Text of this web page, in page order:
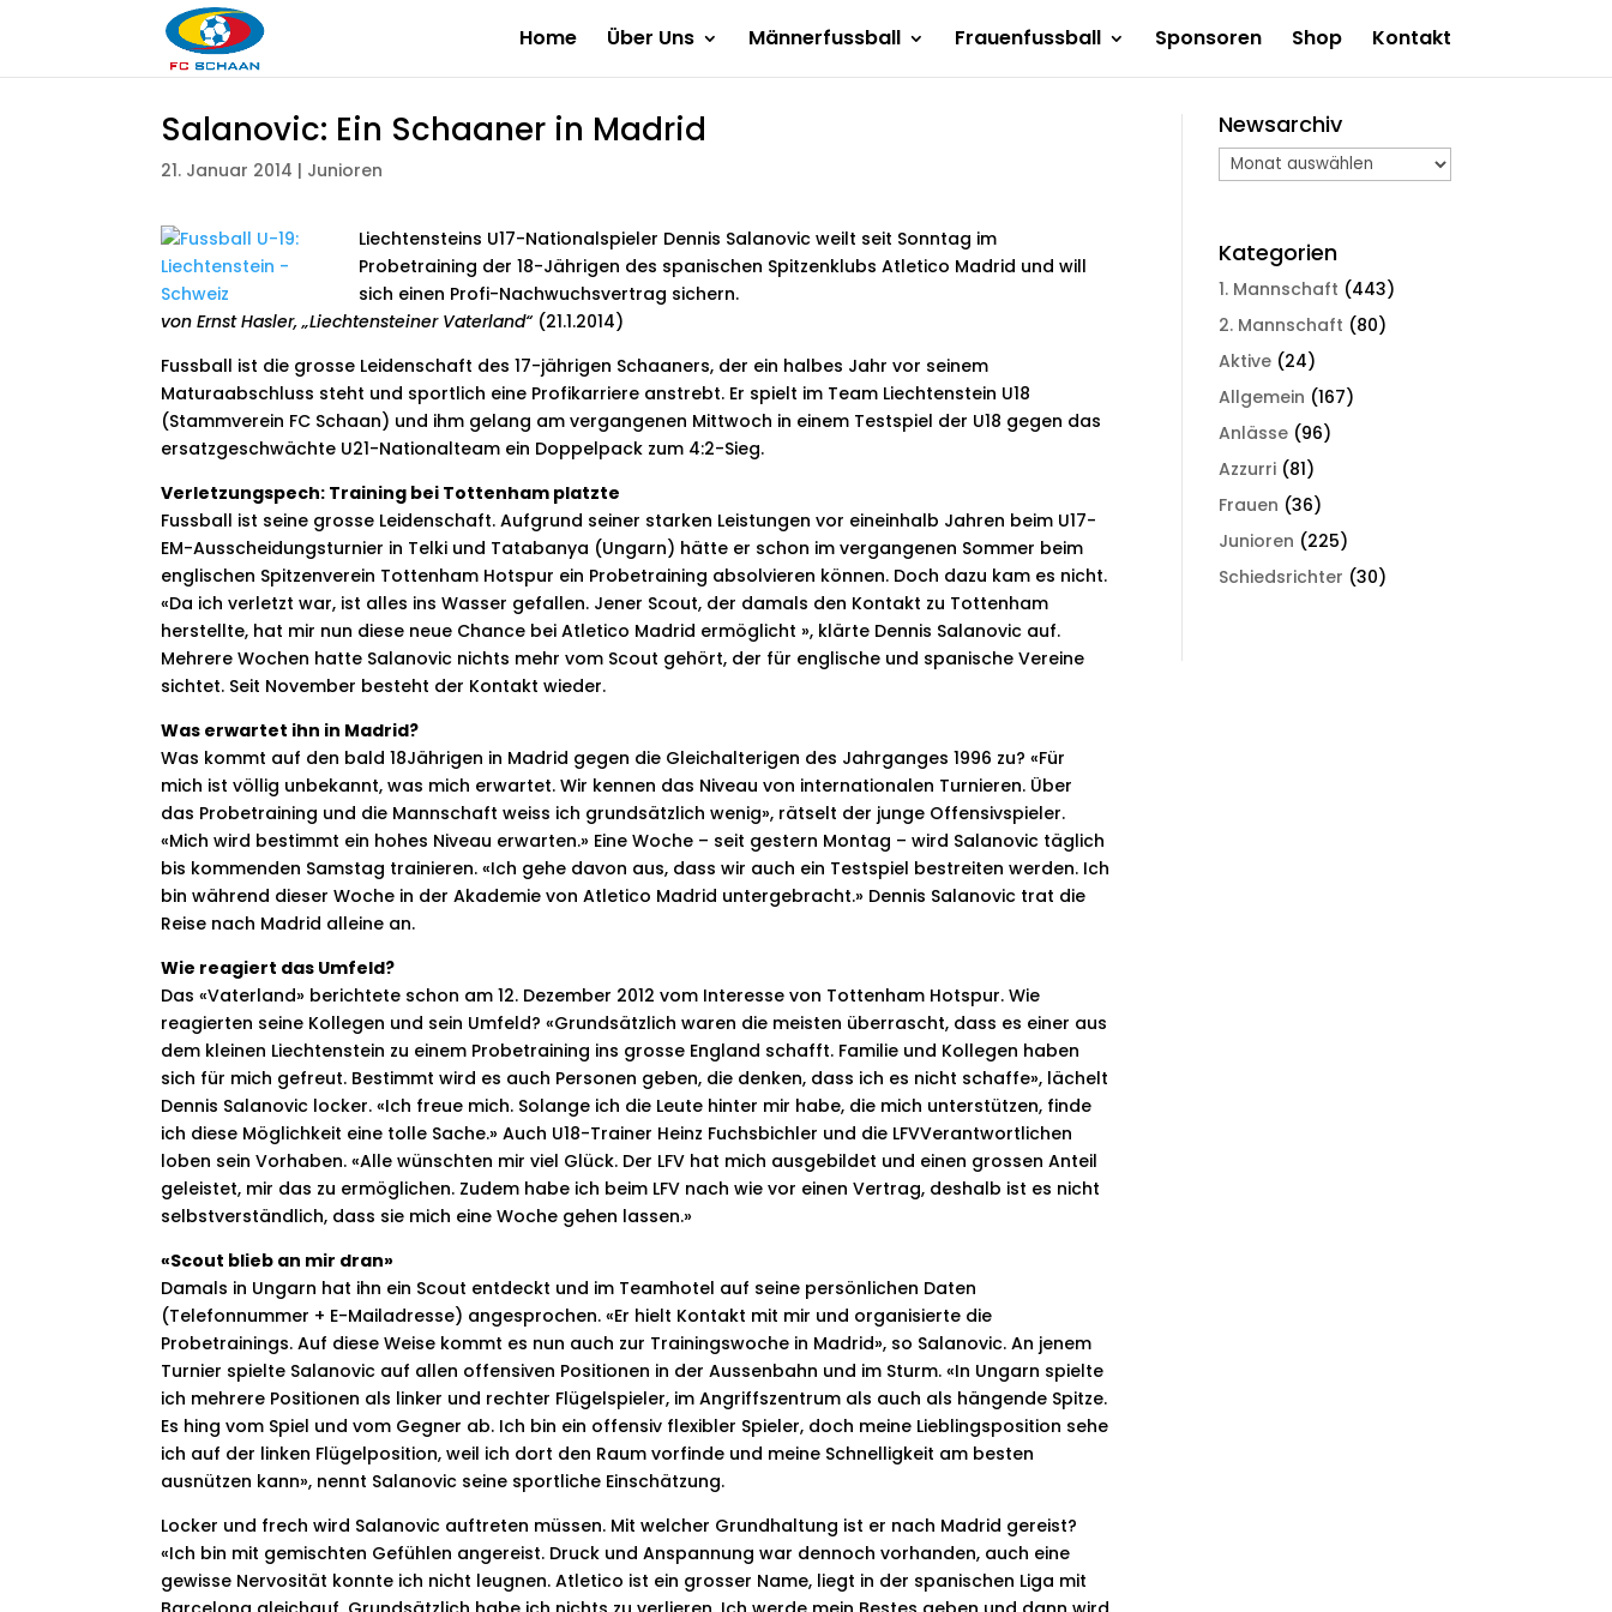
Home Über Uns Männerfussball Frauenfussball Sponsoren Shop Kontakt
Salanovic: Ein Schaaner in Madrid
21. Januar 2014 | Junioren
Liechtensteins U17-Nationalspieler Dennis Salanovic weilt seit Sonntag im
Probetraining der 18-Jährigen des spanischen Spitzenklubs Atletico Madrid und will
sich einen Profi-Nachwuchsvertrag sichern.
von Ernst Hasler, „Liechtensteiner Vaterland“ (21.1.2014)
Fussball ist die grosse Leidenschaft des 17-jährigen Schaaners, der ein halbes Jahr vor seinem
Maturaabschluss steht und sportlich eine Profikarriere anstrebt. Er spielt im Team Liechtenstein U18
(Stammverein FC Schaan) und ihm gelang am vergangenen Mittwoch in einem Testspiel der U18 gegen das
ersatzgeschwächte U21-Nationalteam ein Doppelpack zum 4:2-Sieg.
Verletzungspech: Training bei Tottenham platzte
Fussball ist seine grosse Leidenschaft. Aufgrund seiner starken Leistungen vor eineinhalb Jahren beim U17-
EM-Ausscheidungsturnier in Telki und Tatabanya (Ungarn) hätte er schon im vergangenen Sommer beim
englischen Spitzenverein Tottenham Hotspur ein Probetraining absolvieren können. Doch dazu kam es nicht.
«Da ich verletzt war, ist alles ins Wasser gefallen. Jener Scout, der damals den Kontakt zu Tottenham
herstellte, hat mir nun diese neue Chance bei Atletico Madrid ermöglicht », klärte Dennis Salanovic auf.
Mehrere Wochen hatte Salanovic nichts mehr vom Scout gehört, der für englische und spanische Vereine
sichtet. Seit November besteht der Kontakt wieder.
Was erwartet ihn in Madrid?
Was kommt auf den bald 18Jährigen in Madrid gegen die Gleichalterigen des Jahrganges 1996 zu? «Für
mich ist völlig unbekannt, was mich erwartet. Wir kennen das Niveau von internationalen Turnieren. Über
das Probetraining und die Mannschaft weiss ich grundsätzlich wenig», rätselt der junge Offensivspieler.
«Mich wird bestimmt ein hohes Niveau erwarten.» Eine Woche – seit gestern Montag – wird Salanovic täglich
bis kommenden Samstag trainieren. «Ich gehe davon aus, dass wir auch ein Testspiel bestreiten werden. Ich
bin während dieser Woche in der Akademie von Atletico Madrid untergebracht.» Dennis Salanovic trat die
Reise nach Madrid alleine an.
Wie reagiert das Umfeld?
Das «Vaterland» berichtete schon am 12. Dezember 2012 vom Interesse von Tottenham Hotspur. Wie
reagierten seine Kollegen und sein Umfeld? «Grundsätzlich waren die meisten überrascht, dass es einer aus
dem kleinen Liechtenstein zu einem Probetraining ins grosse England schafft. Familie und Kollegen haben
sich für mich gefreut. Bestimmt wird es auch Personen geben, die denken, dass ich es nicht schaffe», lächelt
Dennis Salanovic locker. «Ich freue mich. Solange ich die Leute hinter mir habe, die mich unterstützen, finde
ich diese Möglichkeit eine tolle Sache.» Auch U18-Trainer Heinz Fuchsbichler und die LFVVerantwortlichen
loben sein Vorhaben. «Alle wünschten mir viel Glück. Der LFV hat mich ausgebildet und einen grossen Anteil
geleistet, mir das zu ermöglichen. Zudem habe ich beim LFV nach wie vor einen Vertrag, deshalb ist es nicht
selbstverständlich, dass sie mich eine Woche gehen lassen.»
«Scout blieb an mir dran»
Damals in Ungarn hat ihn ein Scout entdeckt und im Teamhotel auf seine persönlichen Daten
(Telefonnummer + E-Mailadresse) angesprochen. «Er hielt Kontakt mit mir und organisierte die
Probetrainings. Auf diese Weise kommt es nun auch zur Trainingswoche in Madrid», so Salanovic. An jenem
Turnier spielte Salanovic auf allen offensiven Positionen in der Aussenbahn und im Sturm. «In Ungarn spielte
ich mehrere Positionen als linker und rechter Flügelspieler, im Angriffszentrum als auch als hängende Spitze.
Es hing vom Spiel und vom Gegner ab. Ich bin ein offensiv flexibler Spieler, doch meine Lieblingsposition sehe
ich auf der linken Flügelposition, weil ich dort den Raum vorfinde und meine Schnelligkeit am besten
ausnützen kann», nennt Salanovic seine sportliche Einschätzung.
Locker und frech wird Salanovic auftreten müssen. Mit welcher Grundhaltung ist er nach Madrid gereist?
«Ich bin mit gemischten Gefühlen angereist. Druck und Anspannung war dennoch vorhanden, auch eine
gewisse Nervosität konnte ich nicht leugnen. Atletico ist ein grosser Name, liegt in der spanischen Liga mit
Newsarchiv
Newsarchiv
Kategorien
1. Mannschaft (443)
2. Mannschaft (80)
Aktive (24)
Allgemein (167)
Anlässe (96)
Azzurri (81)
Frauen (36)
Junioren (225)
Schiedsrichter (30)